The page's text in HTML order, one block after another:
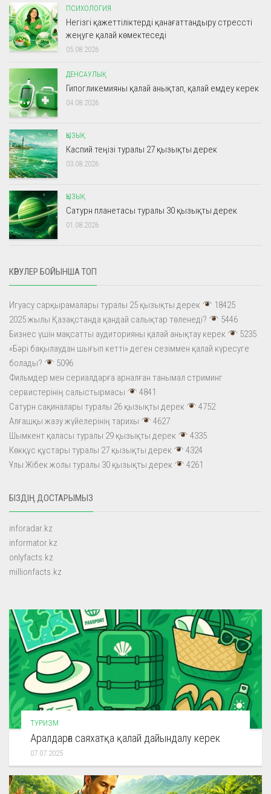
ПСИХОЛОГИЯ
Негізгі қажеттіліктерді қанағаттандыру стрессті
жеңуге қалай көмектеседі
05.08.2026
ДЕНСАУЛЫҚ
Гипогликемияны қалай анықтап, қалай емдеу керек
04.08.2026
ҚЫЗЫҚ
Каспий теңізі туралы 27 қызықты дерек
03.08.2026
ҚЫЗЫҚ
Сатурн планетасы туралы 30 қызықты дерек
01.08.2026
КӨРУЛЕР БОЙЫНША ТОП
Игуасу сарқырамалары туралы 25 қызықты дерек
18425
2025 жылы Қазақстанда қандай салықтар төленеді?
5446
Бизнес үшін мақсатты аудиторияны қалай анықтау керек
5235
«Бәрі бақылаудан шығып кетті» деген сезіммен қалай күресуге
болады?
5096
Фильмдер мен сериалдарға арналған танымал стриминг
сервистерінің салыстырмасы
4841
Сатурн сақиналары туралы 26 қызықты дерек
4752
Алғашқы жазу жүйелерінің тарихы
4627
Шымкент қаласы туралы 29 қызықты дерек
4335
Көкқұс құстары туралы 27 қызықты дерек
4324
Ұлы Жібек жолы туралы 30 қызықты дерек
4261
БІЗДІҢ ДОСТАРЫМЫЗ
inforadar.kz
informator.kz
onlyfacts.kz
millionfacts.kz
ТУРИЗМ
Аралдарға саяхатқа қалай дайындалу керек
07.07.2025